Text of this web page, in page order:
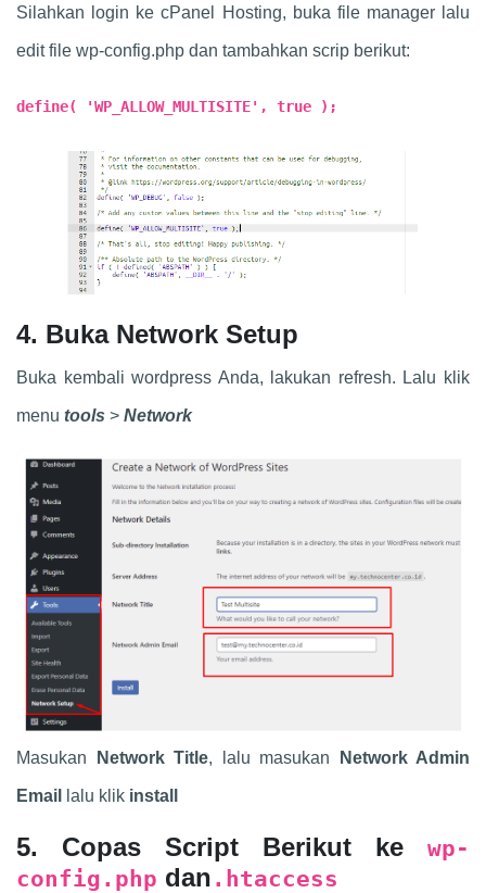
Silahkan login ke cPanel Hosting, buka file manager lalu
edit file wp-config.php dan tambahkan scrip berikut:
define( 'WP_ALLOW_MULTISITE', true );
4. Buka Network Setup
Buka kembali wordpress Anda, lakukan refresh. Lalu klik
menu tools > Network
Masukan Network Title, lalu masukan Network Admin
Email lalu klik install
5. Copas Script Berikut ke wp-
config.php dan .htaccess